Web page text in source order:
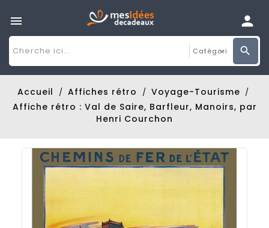

Accueil Affiches rétro
Voyage-Tourisme
Affiche rétro : Val de Saire, Barfleur, Manoirs, par
Henri Courchon